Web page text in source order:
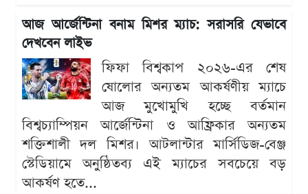
আজ আর্জেন্টিনা বনাম মিশর ম্যাচ: সরাসরি যেভাবে
দেখবেন লাইভ
ফিফা বিশ্বকাপ ২০২৬-এর শেষ
ষোলোর অন্যতম আকর্ষণীয় ম্যাচে
আজ মুখোমুখি হচ্ছে বর্তমান
বিশ্বচ্যাম্পিয়ন আর্জেন্টিনা ও আফ্রিকার অন্যতম
শক্তিশালী দল মিশর। আটলান্টার মার্সিডিজ-বেঞ্জ
স্টেডিয়ামে অনুষ্ঠিতব্য এই ম্যাচের সবচেয়ে বড়
আকর্ষণ হতে...